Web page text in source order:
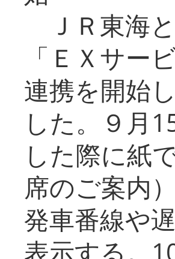
ＪＲ東海
「ＥＸサー
連携を開始
した。９月
した際に紙
席のご案内
発車番線や
表示する。